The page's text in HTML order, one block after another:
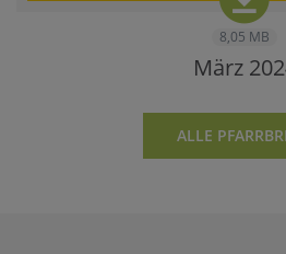
8,05 MB
März
ALLE